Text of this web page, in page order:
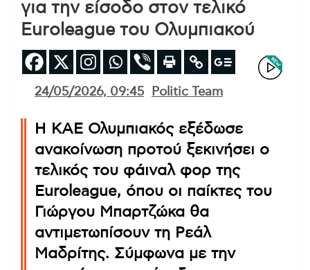
για την είσοδο στον τελικό
Euroleague του Ολυμπιακού
24/05/2026, 09:45 Politic Team
Η ΚΑΕ Ολυμπιακός εξέδωσε
ανακοίνωση προτού ξεκινήσει ο
τελικός του φάιναλ φορ της
Euroleague, όπου οι παίκτες του
Γιώργου Μπαρτζώκα θα
αντιμετωπίσουν τη Ρεάλ
Μαδρίτης. Σύμφωνα με την